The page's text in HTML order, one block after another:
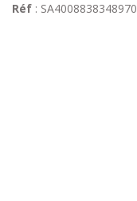
Réf : SA4008838348970